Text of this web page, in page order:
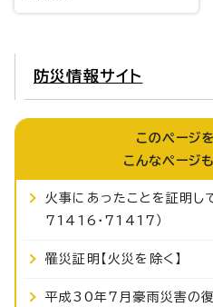
防災情報サイト
このページ
こんなページ
火事にあったことを証明し
71416・71417）
罹災証明【火災を除く】
平成30年7月豪雨災害の